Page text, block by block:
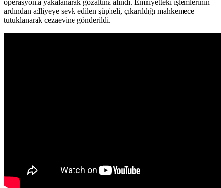
operasyonla yakalanarak gözaltına alındı. Emniyetteki işlemlerinin
ardından adliyeye sevk edilen şüpheli, çıkarıldığı mahkemece
tutuklanarak cezaevine gönderildi.